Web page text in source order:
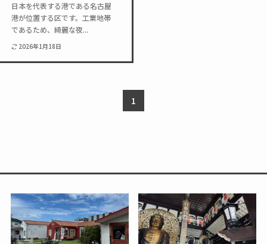
日本を代表する港である名古屋
港が位置する区です。工業地帯
であるため、綺麗な夜...
2026年1月18日
1